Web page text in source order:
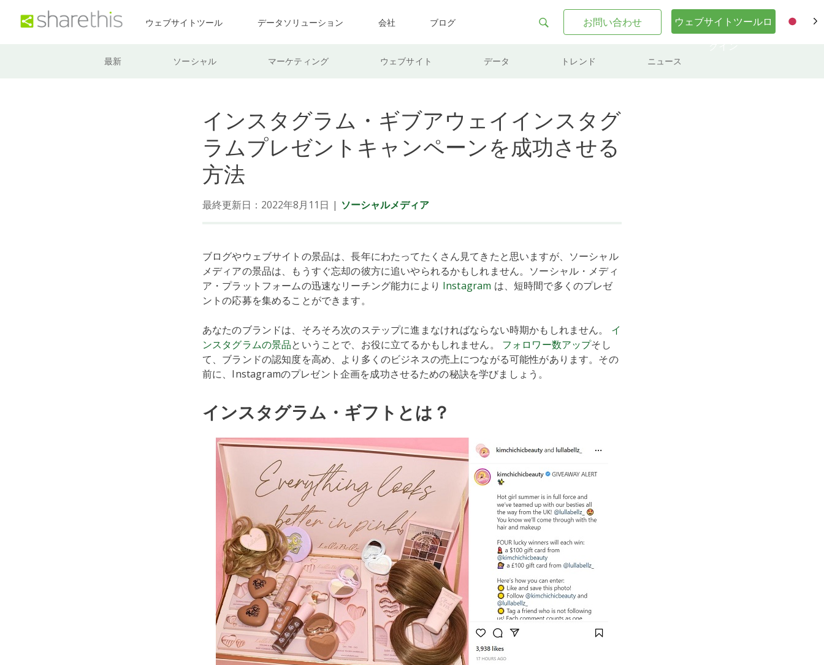
ウェブサイトツール データソリューション 会社 ブログ お問い合わせ
ウェブサイトツールロ
最新 ソーシャル マーケティング ウェブサイト データ トレンド ニュース
インスタグラム・ギブアウェイインスタグ
ラムプレゼントキャンペーンを成功させる
方法
最終更新日：2022年8月11日 | ソーシャルメディア
ブログやウェブサイトの景品は、長年にわたってたくさん見てきたと思いますが、ソーシャル
メディアの景品は、もうすぐ忘却の彼方に追いやられるかもしれません。ソーシャル・メディ
ア・プラットフォームの迅速なリーチング能力により Instagram は、短時間で多くのプレゼ
ントの応募を集めることができます。
あなたのブランドは、そろそろ次のステップに進まなければならない時期かもしれません。 イ
ンスタグラムの景品ということで、お役に立てるかもしれません。 フォロワー数アップそし
て、ブランドの認知度を高め、より多くのビジネスの売上につながる可能性があります。その
前に、Instagramのプレゼント企画を成功させるための秘訣を学びましょう。
インスタグラム・ギフトとは？